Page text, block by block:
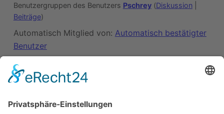
Benutzergruppen des Benutzers Pschrey (Diskussion|
Beiträge)
Automatisch Mitglied von: Automatisch bestätigter
Benutzer
Rechte-Logbuch
änderte die Gruppenzugehörigkeit für